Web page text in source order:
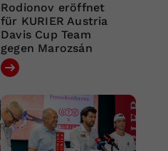
Rodionov eröffnet
für KURIER Austria
Davis Cup Team
gegen Marozsán